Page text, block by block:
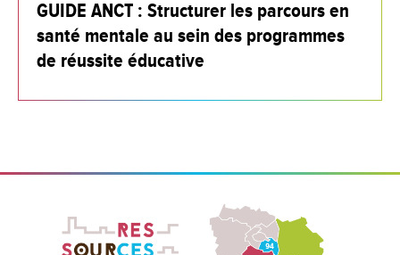
GUIDE ANCT : Structurer les parcours en
santé mentale au sein des programmes
de réussite éducative